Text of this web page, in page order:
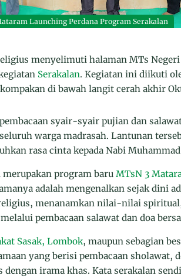
Launching Perdana Program Serakalan
menyelimuti halaman MTs Negeri
Serakalan. Kegiatan ini diikuti
di bawah langit cerah akhir
syair-syair pujian dan
warga madrasah. Lantunan
rasa cinta kepada Nabi
program baru MTsN 3
adalah mengenalkan sejak dini
menanamkan nilai-nilai
pembacaan salawat dan doa
Sasak, Lombok, maupun sebagian
yang berisi pembacaan sholawat,
dengan irama khas. Kata serakalan